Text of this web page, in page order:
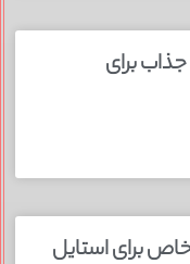
۱۵ ایده‌ جذاب برای
۱۵ عکس خاص برای استایل